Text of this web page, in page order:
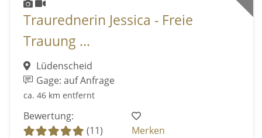
Traurednerin Jessica - Freie
Trauung ...
Lüdenscheid
Gage: auf Anfrage
ca. 46 km entfernt
Bewertung:
(11)
Merken